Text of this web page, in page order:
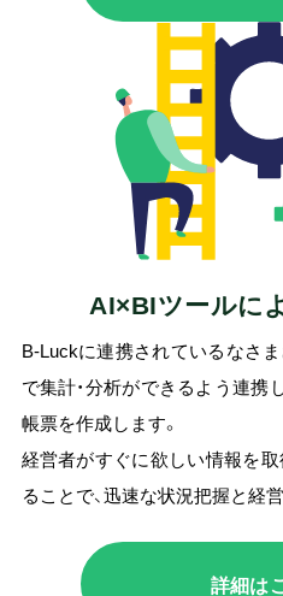
AI×BIツールに
B-Luckに連携されているなさ
で集計・分析ができるよう連携
帳票を作成します。
経営者がすぐに欲しい情報を
ることで、迅速な状況把握と経
詳細は